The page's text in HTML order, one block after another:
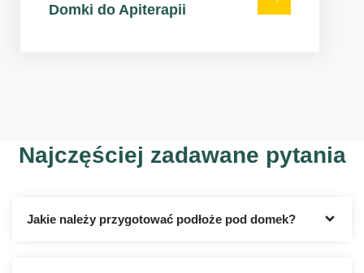
Domki do Apiterapii
Najczęściej zadawane pytania
Jakie należy przygotować podłoże pod domek?